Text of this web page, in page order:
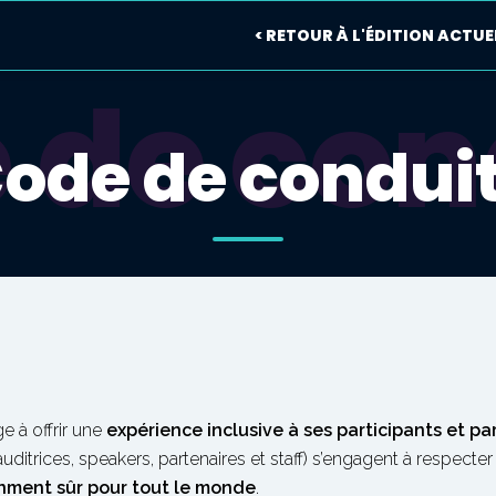
< RETOUR À L'ÉDITION
de
de
à offrir une expérience inclusive à ses participants et
speakers, partenaires et staff) s’engagent à
sûr pour tout le monde.